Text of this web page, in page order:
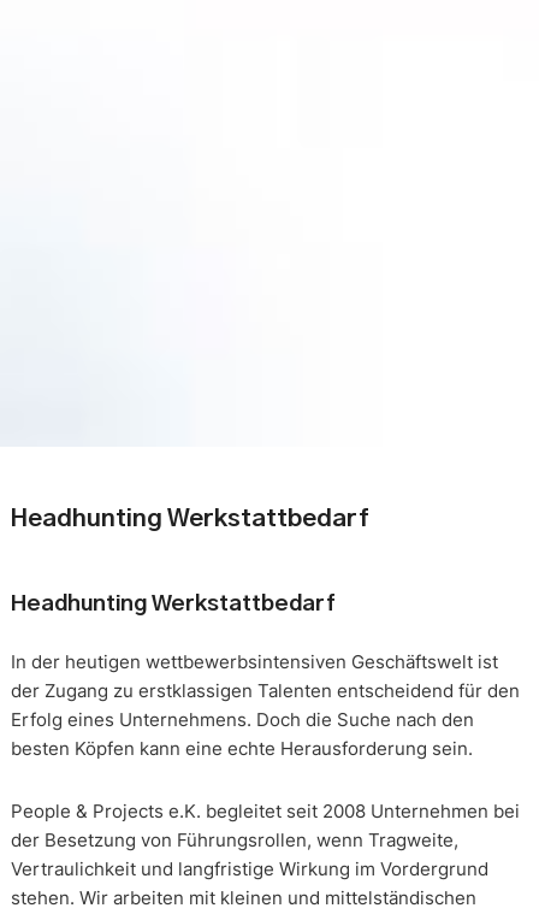
Headhunting Werkstattbedarf
Headhunting Werkstattbedarf
In der heutigen wettbewerbsintensiven Geschäftswelt ist
der Zugang zu erstklassigen Talenten entscheidend für den
Erfolg eines Unternehmens. Doch die Suche nach den
besten Köpfen kann eine echte Herausforderung sein.
People & Projects e.K. begleitet seit 2008 Unternehmen bei
der Besetzung von Führungsrollen, wenn Tragweite,
Vertraulichkeit und langfristige Wirkung im Vordergrund
stehen. Wir arbeiten mit kleinen und mittelständischen